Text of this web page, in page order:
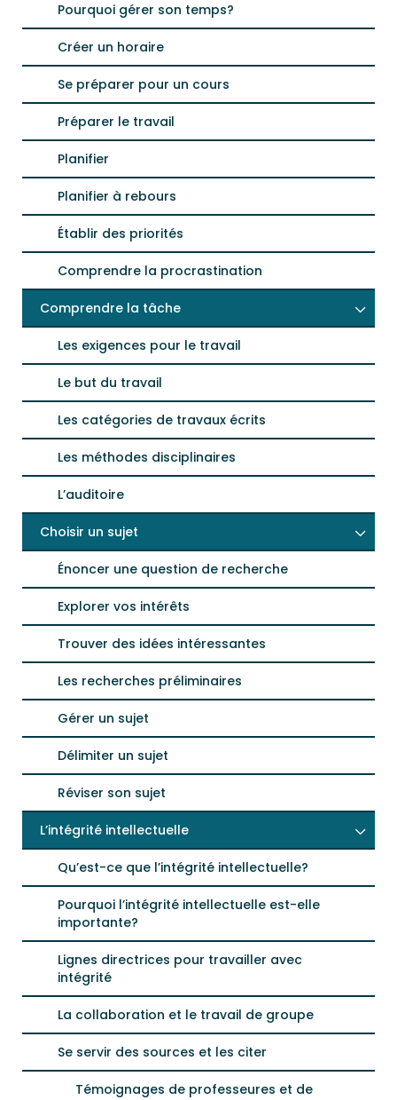
Pourquoi gérer son temps?
Créer un horaire
Se préparer pour un cours
Préparer le travail
Planifier
Planifier à rebours
Établir des priorités
Comprendre la procrastination
Comprendre la tâche
Les exigences pour le travail
Le but du travail
Les catégories de travaux écrits
Les méthodes disciplinaires
L’auditoire
Choisir un sujet
Énoncer une question de recherche
Explorer vos intérêts
Trouver des idées intéressantes
Les recherches préliminaires
Gérer un sujet
Délimiter un sujet
Réviser son sujet
L’intégrité intellectuelle
Qu’est-ce que l’intégrité intellectuelle?
Pourquoi l’intégrité intellectuelle est-elle
importante?
Lignes directrices pour travailler avec
intégrité
La collaboration et le travail de groupe
Se servir des sources et les citer
Témoignages de professeures et de